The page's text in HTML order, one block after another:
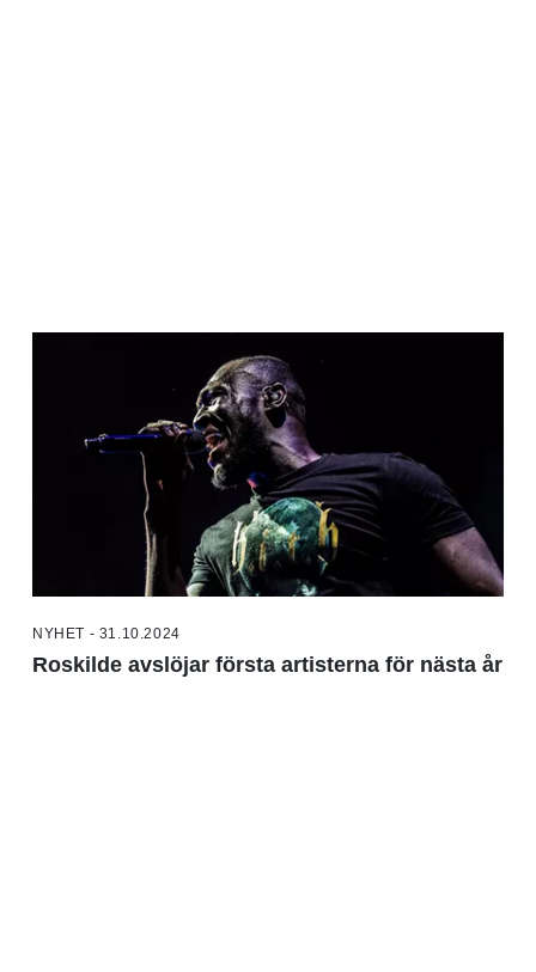
NYHET - 31.10.2024
Roskilde avslöjar första artisterna för nästa år